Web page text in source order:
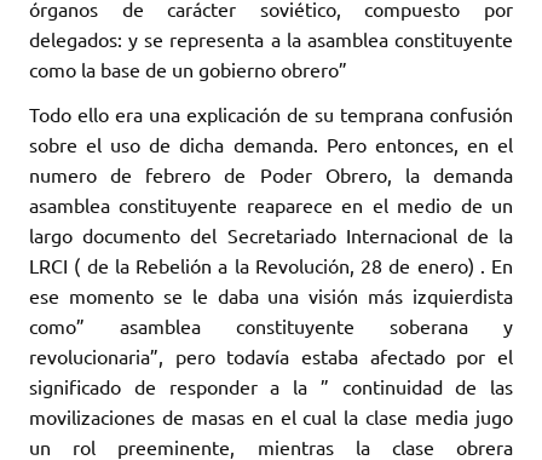
órganos de carácter soviético, compuesto por
delegados: y se representa a la asamblea constituyente
como la base de un gobierno obrero”
Todo ello era una explicación de su temprana confusión
sobre el uso de dicha demanda. Pero entonces, en el
numero de febrero de Poder Obrero, la demanda
asamblea constituyente reaparece en el medio de un
largo documento del Secretariado Internacional de la
LRCI ( de la Rebelión a la Revolución, 28 de enero) . En
ese momento se le daba una visión más izquierdista
como” asamblea constituyente soberana y
revolucionaria”, pero todavía estaba afectado por el
significado de responder a la ” continuidad de las
movilizaciones de masas en el cual la clase media jugo
un rol preeminente, mientras la clase obrera